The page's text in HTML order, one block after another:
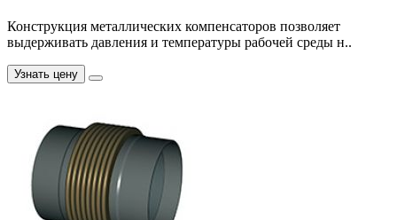
Конструкция металлических компенсаторов позволяет
выдерживать давления и температуры рабочей среды н..
Узнать цену